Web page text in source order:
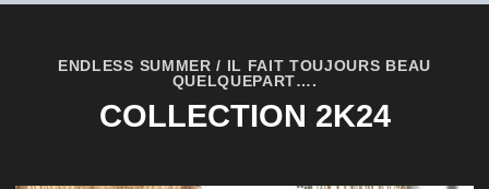
ENDLESS SUMMER / IL FAIT TOUJOURS BEAU
QUELQUEPART….
COLLECTION 2K24